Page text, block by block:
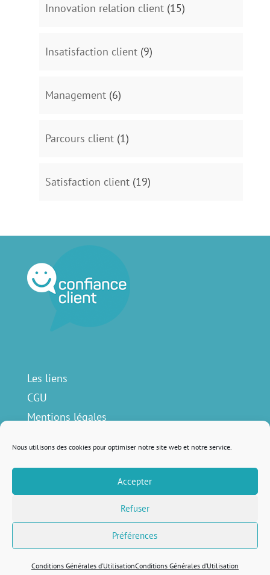
Nous utilisons des cookies pour optimiser notre site web et notre service.
Accepter
Refuser
Préférences
Conditions Générales d’UtilisationConditions Générales d’Utilisation
Innovation relation client(15)
Insatisfaction client(9)
Management(6)
Parcours client(1)
Satisfaction client(19)
Les liens
CGU
Mentions légales
Remis au goût du jour avec♥ parLola Lattard